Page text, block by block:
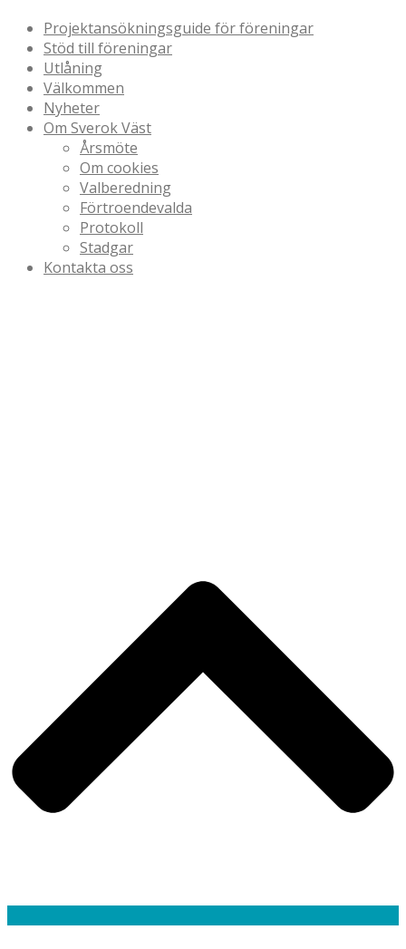
Projektansökningsguide för föreningar
Stöd till föreningar
Utlåning
Välkommen
Nyheter
Om Sverok Väst
Årsmöte
Om cookies
Valberedning
Förtroendevalda
Protokoll
Stadgar
Kontakta oss